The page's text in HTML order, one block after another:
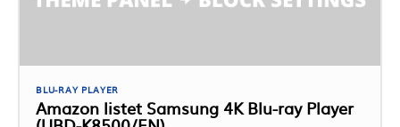
BLU-RAY PLAYER
Amazon listet Samsung 4K Blu-ray Player